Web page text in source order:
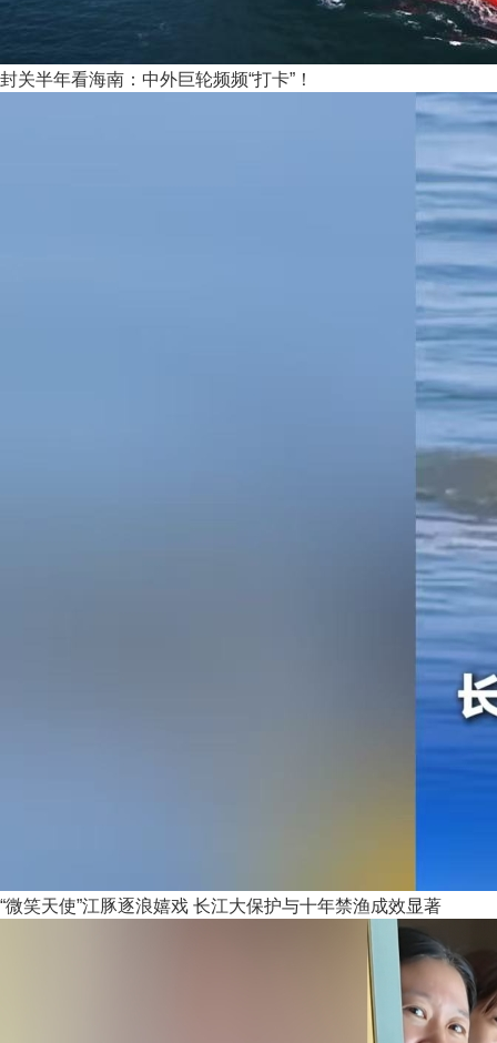
封关半年看海南：中外巨轮频频“打卡”！
“微笑天使”江豚逐浪嬉戏 长江大保护与十年禁渔成效显著